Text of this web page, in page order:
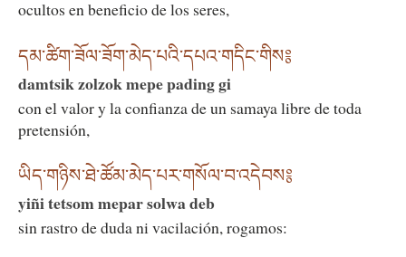
ocultos en beneficio de los seres,
དམ་ཚིག་ཟོལ་ཟོག་མེད་པའི་དཔའ་གདིང་གིས༔
damtsik zolzok mepe pading gi
con el valor y la confianza de un samaya libre de toda
pretensión,
ཡིད་གཉིས་ཐེ་ཚོམ་མེད་པར་གསོལ་བ་འདེབས༔
yiñi tetsom mepar solwa deb
sin rastro de duda ni vacilación, rogamos: